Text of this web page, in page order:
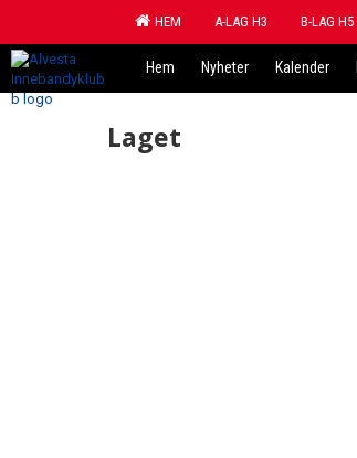
HEM A-LAG H3 B-LAG H5
Hem Nyheter Kalender
Laget